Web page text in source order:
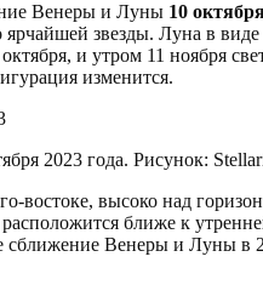
Венеры и Луны 10
ярчайшей звезды. Луна в
и утром 11 ноября
изменится.
2023 года. Рисунок:
востоке, высоко над
ближе к
Венеры и Луны в